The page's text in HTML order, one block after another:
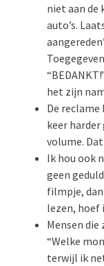
niet aan de
auto’s.
het zijn
De
keer
volume.
Ik hou ook
geen
filmpje,
lezen, hoef
Mensen die
“Welke
terwijl ik